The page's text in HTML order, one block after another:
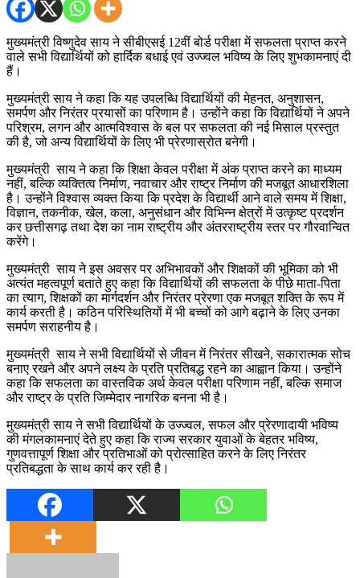
मुख्यमंत्री विष्णुदेव साय ने सीबीएसई 12वीं बोर्ड परीक्षा में सफलता प्राप्त करने
वाले सभी विद्यार्थियों को हार्दिक बधाई एवं उज्ज्वल भविष्य के लिए शुभकामनाएं दी
हैं।
मुख्यमंत्री साय ने कहा कि यह उपलब्धि विद्यार्थियों की मेहनत, अनुशासन,
समर्पण और निरंतर प्रयासों का परिणाम है। उन्होंने कहा कि विद्यार्थियों ने अपने
परिश्रम, लगन और आत्मविश्वास के बल पर सफलता की नई मिसाल प्रस्तुत
की है, जो अन्य विद्यार्थियों के लिए भी प्रेरणास्रोत बनेगी।
मुख्यमंत्री साय ने कहा कि शिक्षा केवल परीक्षा में अंक प्राप्त करने का माध्यम
नहीं, बल्कि व्यक्तित्व निर्माण, नवाचार और राष्ट्र निर्माण की मजबूत आधारशिला
है। उन्होंने विश्वास व्यक्त किया कि प्रदेश के विद्यार्थी आने वाले समय में शिक्षा,
विज्ञान, तकनीक, खेल, कला, अनुसंधान और विभिन्न क्षेत्रों में उत्कृष्ट प्रदर्शन
कर छत्तीसगढ़ तथा देश का नाम राष्ट्रीय और अंतरराष्ट्रीय स्तर पर गौरवान्वित
करेंगे।
मुख्यमंत्री साय ने इस अवसर पर अभिभावकों और शिक्षकों की भूमिका को भी
अत्यंत महत्वपूर्ण बताते हुए कहा कि विद्यार्थियों की सफलता के पीछे माता-पिता
का त्याग, शिक्षकों का मार्गदर्शन और निरंतर प्रेरणा एक मजबूत शक्ति के रूप में
कार्य करती है। कठिन परिस्थितियों में भी बच्चों को आगे बढ़ाने के लिए उनका
समर्पण सराहनीय है।
मुख्यमंत्री साय ने सभी विद्यार्थियों से जीवन में निरंतर सीखने, सकारात्मक सोच
बनाए रखने और अपने लक्ष्य के प्रति प्रतिबद्ध रहने का आह्वान किया। उन्होंने
कहा कि सफलता का वास्तविक अर्थ केवल परीक्षा परिणाम नहीं, बल्कि समाज
और राष्ट्र के प्रति जिम्मेदार नागरिक बनना भी है।
मुख्यमंत्री साय ने सभी विद्यार्थियों के उज्ज्वल, सफल और प्रेरणादायी भविष्य
की मंगलकामनाएं देते हुए कहा कि राज्य सरकार युवाओं के बेहतर भविष्य,
गुणवत्तापूर्ण शिक्षा और प्रतिभाओं को प्रोत्साहित करने के लिए निरंतर
प्रतिबद्धता के साथ कार्य कर रही है।